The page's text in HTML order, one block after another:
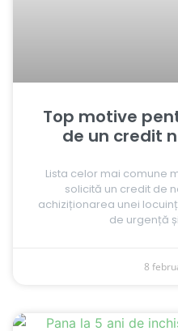
Top motive
de un credit
Lista celor mai comune
solicită un credit de
achiziționarea unei
de urgență
8